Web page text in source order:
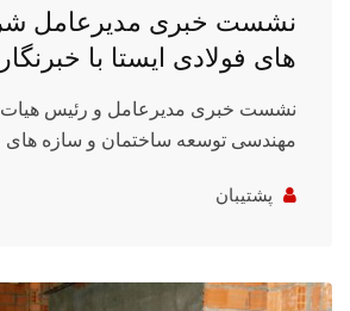
نشست خبری مدیرعامل
های فولادی ایستا با
نشست خبری مدیرعامل و رئیس
مهندسی توسعه ساختمان و سازه های
پشتیبان